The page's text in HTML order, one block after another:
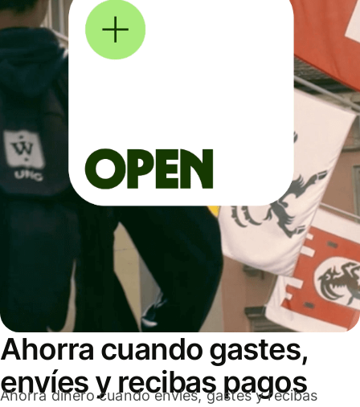
Ahorra cuando gastes,
envíes y recibas pagos
Ahorra dinero cuando envíes, gastes y recibas